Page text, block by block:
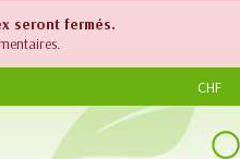
seront fermés.
CHF